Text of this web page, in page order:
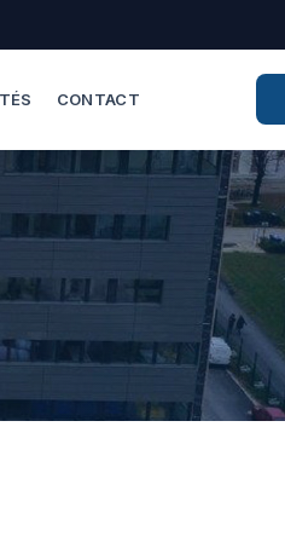
CONTACT